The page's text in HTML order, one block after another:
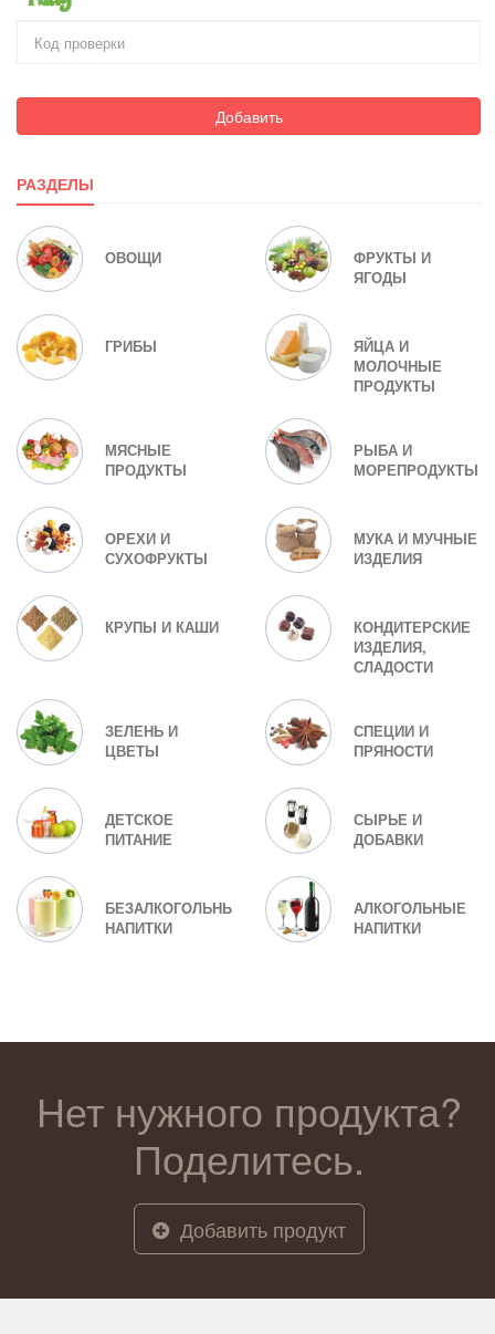
Добавить
РАЗДЕЛЫ
ОВОЩИ
ФРУКТЫ И
ЯГОДЫ
ГРИБЫ
ЯЙЦА И
МОЛОЧНЫЕ
ПРОДУКТЫ
МЯСНЫЕ
ПРОДУКТЫ
РЫБА И
МОРЕПРОДУКТЫ
ОРЕХИ И
СУХОФРУКТЫ
МУКА И МУЧНЫЕ
ИЗДЕЛИЯ
КРУПЫ И КАШИ
КОНДИТЕРСКИЕ
ИЗДЕЛИЯ,
СЛАДОСТИ
ЗЕЛЕНЬ И
ЦВЕТЫ
СПЕЦИИ И
ПРЯНОСТИ
ДЕТСКОЕ
ПИТАНИЕ
СЫРЬЕ И
ДОБАВКИ
БЕЗАЛКОГОЛЬНЫЕ
НАПИТКИ
АЛКОГОЛЬНЫЕ
НАПИТКИ
Нет нужного продукта?
Поделитесь.
Добавить продукт